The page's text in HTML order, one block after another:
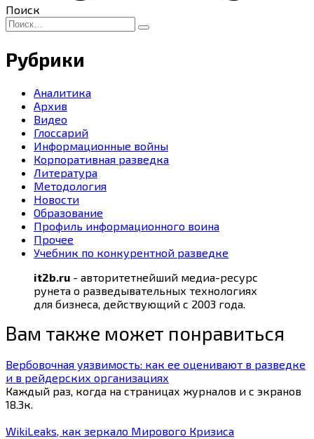
Поиск
Search
for:
Рубрики
Аналитика
Архив
Видео
Глоссарий
Информационные войны
Корпоративная разведка
Литература
Методология
Новости
Образование
Профиль информационного воина
Прочее
Учебник по конкурентной разведке
it2b.ru - авторитетнейший медиа-ресурс
рунета о разведывательных технологиях
для бизнеса, действующий с 2003 года.
Вам также может понравиться
Вербовочная уязвимость: как ее оценивают в разведке
и в рейдерских организациях
Каждый раз, когда на страницах журналов и с экранов
18.3к.
WikiLeaks, как зеркало Мирового Кризиса